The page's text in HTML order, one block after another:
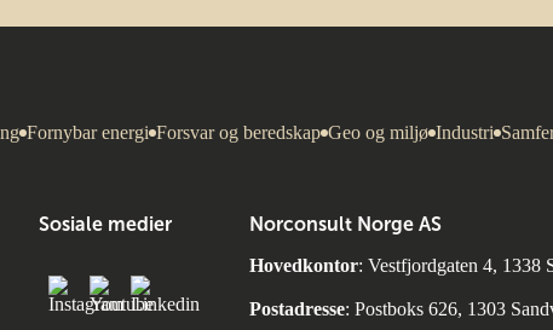
Fornybar energi Forsvar og beredskap Geo og miljø Industri
Sosiale medier Norconsult Norge AS
Hovedkontor: Vestfjordgaten 4, 1338
Postadresse: Postboks 626, 1303